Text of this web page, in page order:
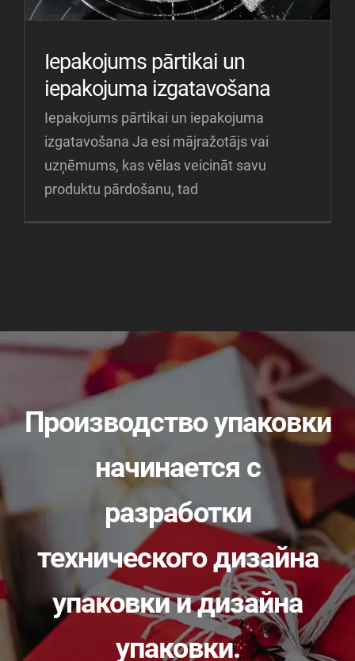
Iepakojums pārtikai un
iepakojuma izgatavošana
Iepakojums pārtikai un iepakojuma
izgatavošana Ja esi mājražotājs vai
uzņēmums, kas vēlas veicināt savu
produktu pārdošanu, tad
Производство упаковки
начинается с
разработки
технического дизайна
упаковки и дизайна
упаковки.